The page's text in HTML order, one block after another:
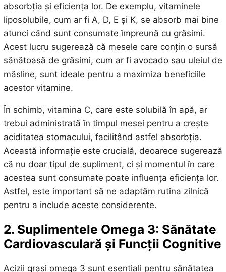
absorbția și eficiența lor. De exemplu, vitaminele
liposolubile, cum ar fi A, D, E și K, se absorb mai bine
atunci când sunt consumate împreună cu grăsimi.
Acest lucru sugerează că mesele care conțin o sursă
sănătoasă de grăsimi, cum ar fi avocado sau uleiul de
măsline, sunt ideale pentru a maximiza beneficiile
acestor vitamine.
În schimb, vitamina C, care este solubilă în apă, ar
trebui administrată în timpul mesei pentru a crește
aciditatea stomacului, facilitând astfel absorbția.
Această informație este crucială, deoarece sugerează
că nu doar tipul de supliment, ci și momentul în care
acestea sunt consumate poate influența eficiența lor.
Astfel, este important să ne adaptăm rutina zilnică
pentru a include aceste considerente.
2. Suplimentele Omega 3: Sănătate
Cardiovasculară și Funcții Cognitive
Acizii grași omega 3 sunt esențiali pentru sănătatea